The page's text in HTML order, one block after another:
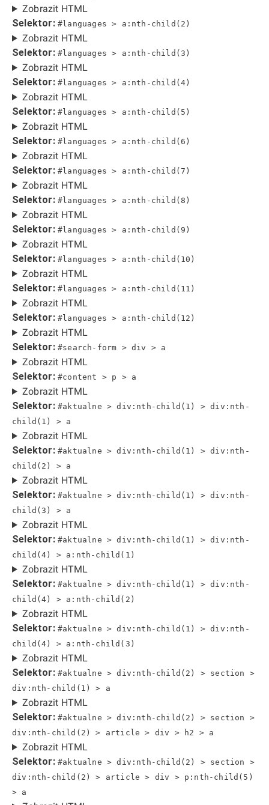
Zobrazit HTML
Selektor: #languages > a:nth-child(2)
Zobrazit HTML
Selektor: #languages > a:nth-child(3)
Zobrazit HTML
Selektor: #languages > a:nth-child(4)
Zobrazit HTML
Selektor: #languages > a:nth-child(5)
Zobrazit HTML
Selektor: #languages > a:nth-child(6)
Zobrazit HTML
Selektor: #languages > a:nth-child(7)
Zobrazit HTML
Selektor: #languages > a:nth-child(8)
Zobrazit HTML
Selektor: #languages > a:nth-child(9)
Zobrazit HTML
Selektor: #languages > a:nth-child(10)
Zobrazit HTML
Selektor: #languages > a:nth-child(11)
Zobrazit HTML
Selektor: #languages > a:nth-child(12)
Zobrazit HTML
Selektor: #search-form > div > a
Zobrazit HTML
Selektor: #content > p > a
Zobrazit HTML
Selektor: #aktualne > div:nth-child(1) > div:nth-
child(1) > a
Zobrazit HTML
Selektor: #aktualne > div:nth-child(1) > div:nth-
child(2) > a
Zobrazit HTML
Selektor: #aktualne > div:nth-child(1) > div:nth-
child(3) > a
Zobrazit HTML
Selektor: #aktualne > div:nth-child(1) > div:nth-
child(4) > a:nth-child(1)
Zobrazit HTML
Selektor: #aktualne > div:nth-child(1) > div:nth-
child(4) > a:nth-child(2)
Zobrazit HTML
Selektor: #aktualne > div:nth-child(1) > div:nth-
child(4) > a:nth-child(3)
Zobrazit HTML
Selektor: #aktualne > div:nth-child(2) > section >
div:nth-child(1) > a
Zobrazit HTML
Selektor: #aktualne > div:nth-child(2) > section >
div:nth-child(2) > article > div > h2 > a
Zobrazit HTML
Selektor: #aktualne > div:nth-child(2) > section >
div:nth-child(2) > article > div > p:nth-child(5)
> a